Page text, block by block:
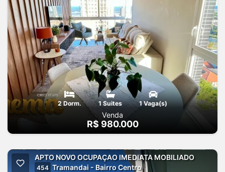
2 Dorm. 1 Suites 1 Vaga(s)
Venda
R$ 980.000
APTO NOVO OCUPAÇAO IMEDIATA MOBILIADO
454 Tramandai - Bairro Centro